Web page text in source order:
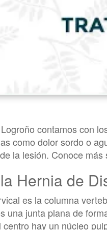
contamos con
como dolor sordo o
la lesión. Conoce
Hernia de
es la columna
una junta plana de
hay un núcleo